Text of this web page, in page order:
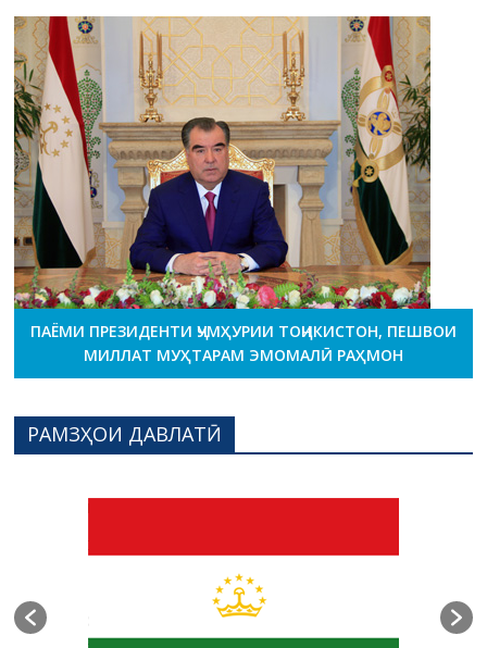
ПАЁМИ ПРЕЗИДЕНТИ ҶУМҲУРИИ ТОҶИКИСТОН, ПЕШВОИ
МИЛЛАТ МУҲТАРАМ ЭМОМАЛӢ РАҲМОН
РАМЗҲОИ ДАВЛАТӢ